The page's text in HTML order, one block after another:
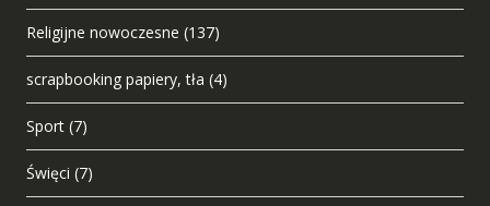
Religijne nowoczesne (137)
scrapbooking papiery, tła (4)
Sport (7)
Święci (7)